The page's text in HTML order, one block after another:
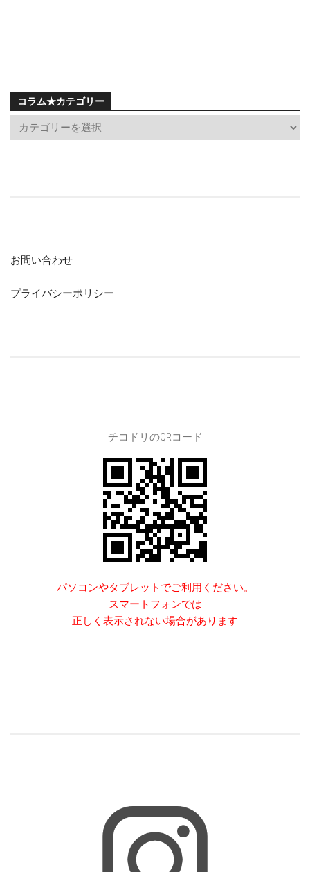
コラム★カテゴリー
お問い合わせ
プライバシーポリシー
チコドリのQRコード
パソコンやタブレットでご利用ください。
スマートフォンでは
正しく表示されない場合があります